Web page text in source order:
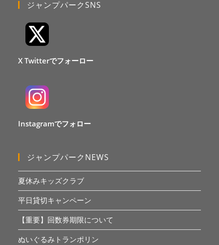
ジャンプパークSNS
X Twitterでフォーロー
Instagramでフォロー
ジャンプパークNEWS
夏休みキッズクラブ
平日貸切キャンペーン
【重要】回数券期限について
ぬいぐるみトランポリン